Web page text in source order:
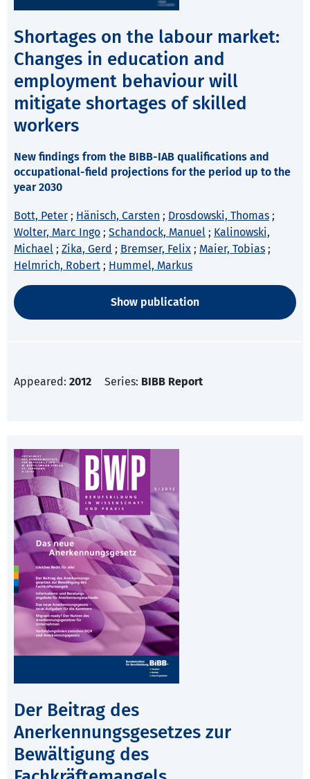
Shortages on the labour market:
Changes in education and
employment behaviour will
mitigate shortages of skilled
workers
New findings from the BIBB-IAB qualifications and
occupational-field projections for the period up to the
year 2030
Bott, Peter ; Hänisch, Carsten ; Drosdowski, Thomas ;
Wolter, Marc Ingo ; Schandock, Manuel ; Kalinowski,
Michael ; Zika, Gerd ; Bremser, Felix ; Maier, Tobias ;
Helmrich, Robert ; Hummel, Markus
Show publication
Appeared: 2012 Series: BIBB Report
Der Beitrag des
Anerkennungsgesetzes zur
Bewältigung des